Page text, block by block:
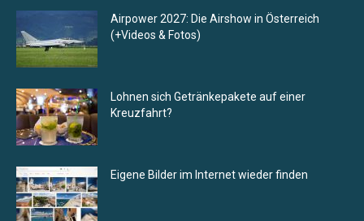
Airpower 2027: Die Airshow in Österreich
(+Videos & Fotos)
Lohnen sich Getränkepakete auf einer
Kreuzfahrt?
Eigene Bilder im Internet wieder finden